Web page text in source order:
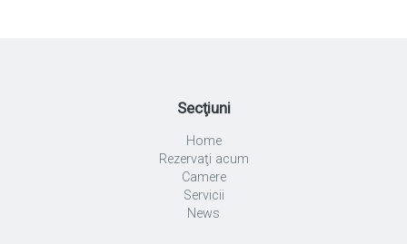
Secţiuni
Home
Rezervaţi acum
Camere
Servicii
News